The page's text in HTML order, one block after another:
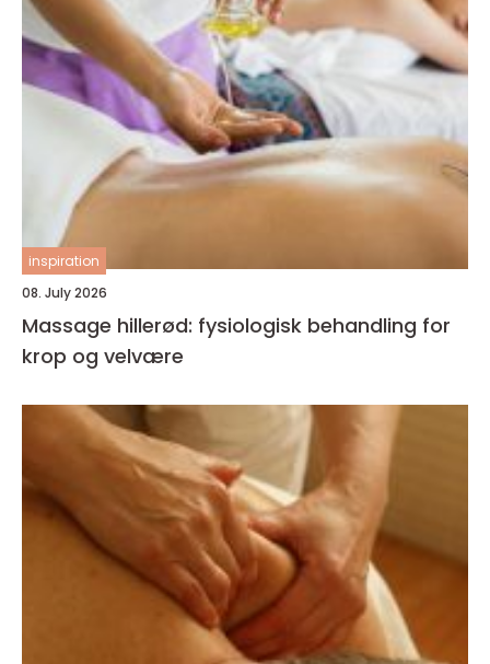
inspiration
08. July 2026
Massage hillerød: fysiologisk behandling for
krop og velvære